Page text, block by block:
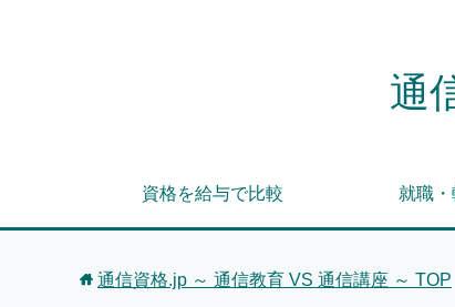
通
資格を給与で比較 就職
通信資格.jp ～ 通信教育 VS 通信講座 ～ TOP